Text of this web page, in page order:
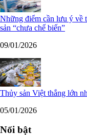
Những điểm cần lưu ý về
sản “chưa chế biến”
09/01/2026
Thủy sản Việt thắng lớn
05/01/2026
Nổi bật